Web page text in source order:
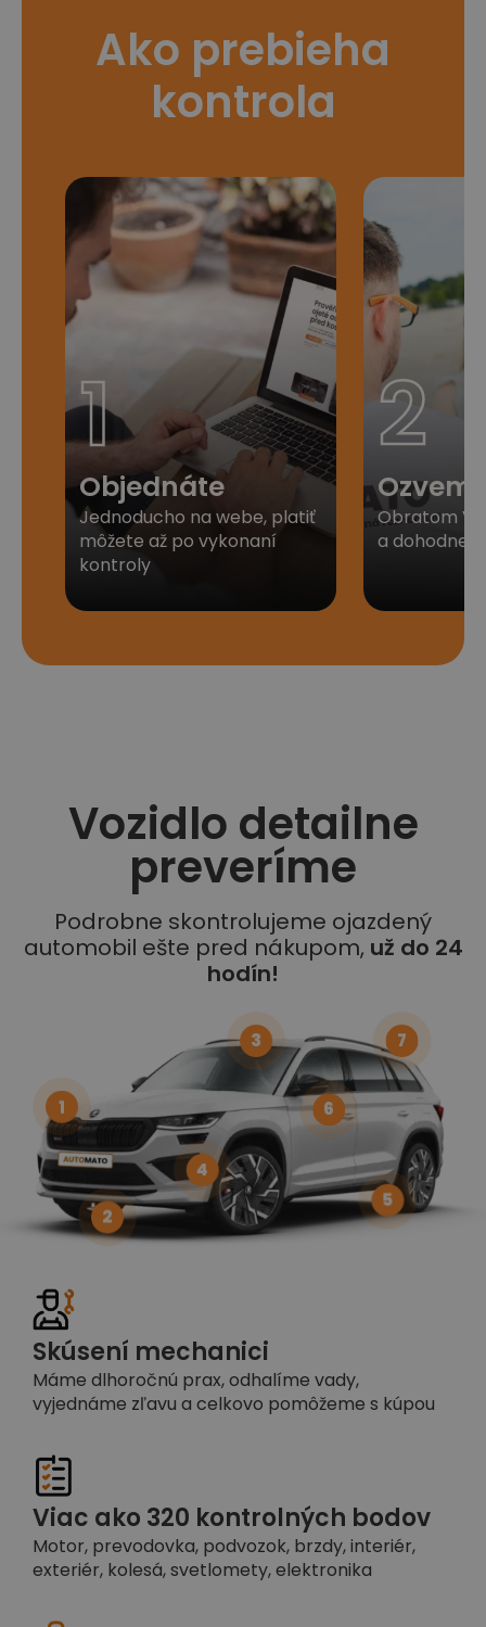
Ako prebieha
kontrola
1
Objednáte
Jednoducho na webe, platiť
môžete až po vykonaní
kontroly
2
Obratom
a
Vozidlo detailne
preveríme
Podrobne skontrolujeme ojazdený
automobil ešte pred nákupom, už do 24
hodín!
Skúsení mechanici
Máme dlhoročnú prax, odhalíme vady,
vyjednáme zľavu a celkovo pomôžeme s kúpou
Viac ako 320 kontrolných bodov
Motor, prevodovka, podvozok, brzdy, interiér,
exteriér, kolesá, svetlomety, elektronika
1
2
3
4
5
6
7